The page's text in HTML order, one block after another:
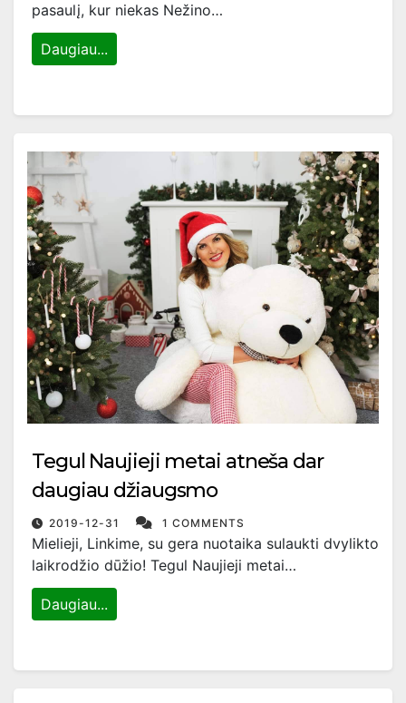
pasaulį, kur niekas Nežino…
Daugiau...
Tegul Naujieji metai atneša dar
daugiau džiaugsmo
2019-12-31 1 COMMENTS
Mielieji, Linkime, su gera nuotaika sulaukti dvylikto
laikrodžio dūžio! Tegul Naujieji metai…
Daugiau...